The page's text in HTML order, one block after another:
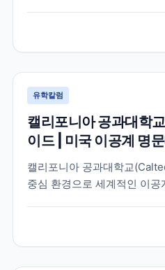
유학칼럼
캘리포니아 공과대학
이드 | 미국 이공계 명
캘리포니아 공과대학교
중심 환경으로 세계적인 이